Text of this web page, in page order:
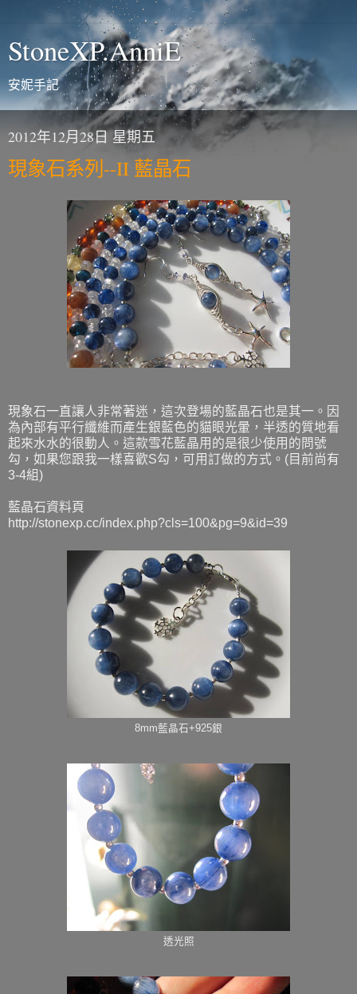
StoneXP.AnniE
安妮手記
2012年12月28日 星期五
現象石系列--II 藍晶石
現象石一直讓人非常著迷，這次登場的藍晶石也是其一。因
為內部有平行纖維而產生銀藍色的貓眼光暈，半透的質地看
起來水水的很動人。這款雪花藍晶用的是很少使用的問號
勾，如果您跟我一樣喜歡S勾，可用訂做的方式。(目前尚有
3-4組)
藍晶石資料頁
http://stonexp.cc/index.php?cls=100&pg=9&id=39
8mm藍晶石+925銀
透光照